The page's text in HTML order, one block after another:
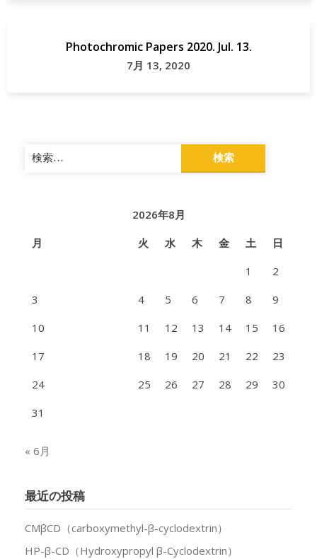
Photochromic Papers 2020. Jul. 13.
7月 13, 2020
検
索:
2026年8月
月
火 水 木 金 土
日
1
2
3
4 5 6 7 8
9
10
11 12 13 14 15
16
17
18 19 20 21 22
23
24
25 26 27 28 29
30
31
« 6月
最近の投稿
CMβCD（carboxymethyl-β-cyclodextrin）
HP-β-CD（Hydroxypropyl β-Cyclodextrin）